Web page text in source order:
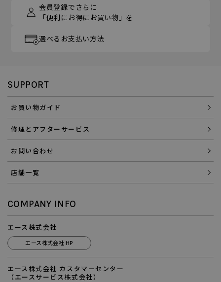
会員登録でさらに
「便利にお得にお買い物」を
選べるお支払い方法
SUPPORT
お買い物ガイド
修理とアフターサービス
お問い合わせ
店舗一覧
COMPANY INFO
エース株式会社
エース株式会社 HP
エース株式会社 カスタマーセンター
（エースサービス株式会社）